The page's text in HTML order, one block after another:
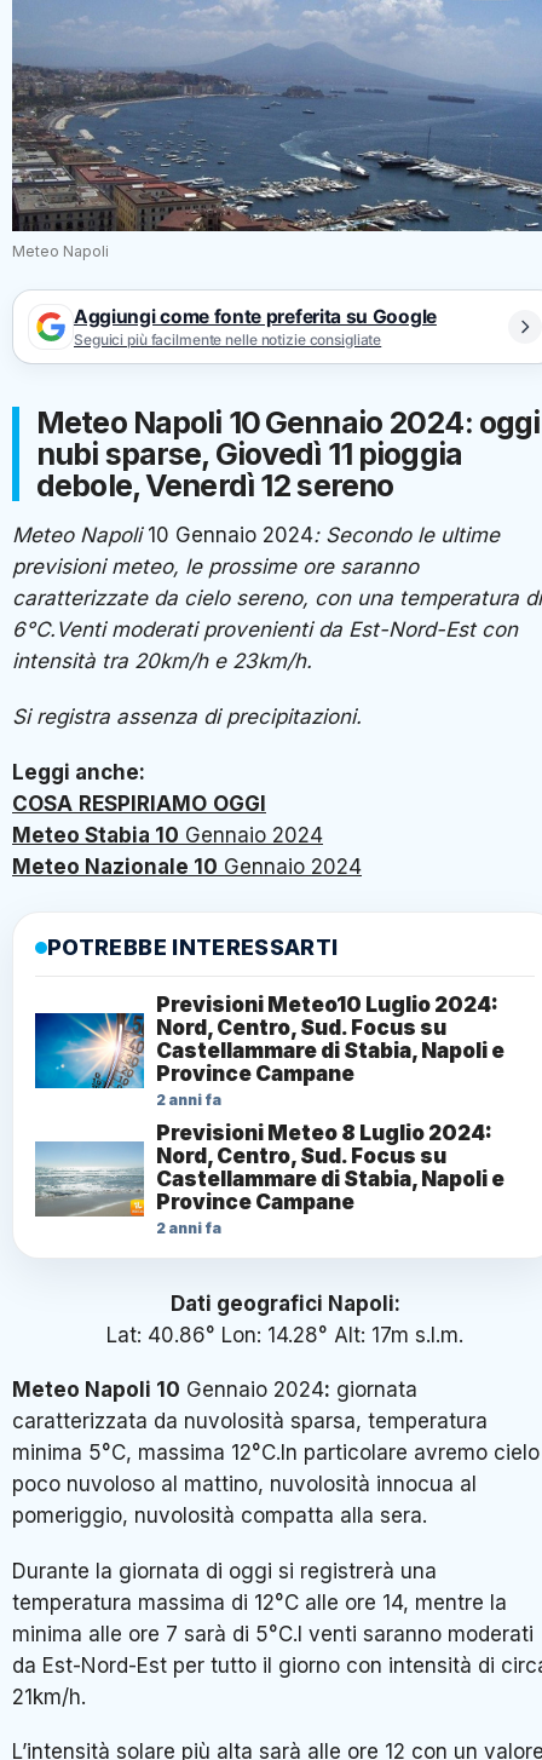
Meteo Napoli
Aggiungi come fonte preferita su Google
Seguici più facilmente nelle notizie consigliate
Meteo Napoli 10Gennaio 2024: oggi
nubi sparse, Giovedì 11 pioggia
debole, Venerdì 12 sereno
Meteo Napoli 10 Gennaio 2024: Secondo le ultime
previsioni meteo, le prossime ore saranno
caratterizzate da cielo sereno, con una temperatura di
6°C.Venti moderati provenienti da Est-Nord-Est con
intensità tra 20km/h e 23km/h.
Si registra assenza di precipitazioni.
Leggi anche:
COSA RESPIRIAMO OGGI
Meteo Stabia 10 Gennaio 2024
Meteo Nazionale 10 Gennaio 2024
POTREBBE INTERESSARTI
Previsioni Meteo10 Luglio 2024:
Nord, Centro, Sud. Focus su
Castellammare di Stabia, Napoli e
Province Campane
2 anni fa
Previsioni Meteo 8 Luglio 2024:
Nord, Centro, Sud. Focus su
Castellammare di Stabia, Napoli e
Province Campane
2 anni fa
Dati geografici Napoli:
Lat: 40.86° Lon: 14.28° Alt: 17m s.l.m.
Meteo Napoli 10 Gennaio 2024: giornata
caratterizzata da nuvolosità sparsa, temperatura
minima 5°C, massima 12°C.In particolare avremo cielo
poco nuvoloso al mattino, nuvolosità innocua al
pomeriggio, nuvolosità compatta alla sera.
Durante la giornata di oggi si registrerà una
temperatura massima di 12°C alle ore 14, mentre la
minima alle ore 7 sarà di 5°C.I venti saranno moderati
da Est-Nord-Est per tutto il giorno con intensità di
21km/h.
L’intensità solare più alta sarà alle ore 12 con un